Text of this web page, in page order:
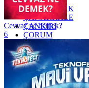
ZONGULDAK
ÇANAKKALE
ÇANKIRI
ÇORUM
İSTANBUL
İZMİR
ŞANLIURFA
ŞIRNAK
Cevvaz ne demek?
6